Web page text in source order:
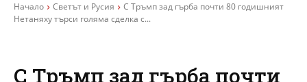
Начало Светът и Русия
С Тръмп зад гърба почти 80 годишният
Нетаняху търси голяма сделка с...
С Тръмп зад гърба почти